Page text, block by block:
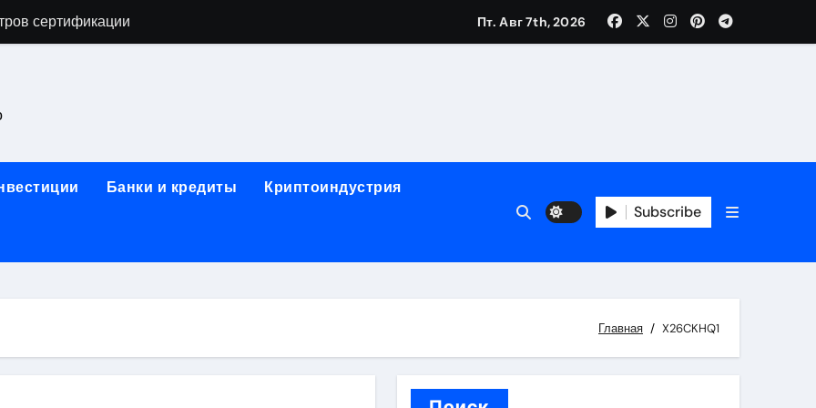
сертификации
и электрооборудование для ногтевого сервиса, наращивания ресниц и депиляции
базальтового теплоизоляционного шнура разных диаметров
для освоения актуальных профессий онлайн
данных назначение и виды
Пт. Авг 7th, 2026
Банки и кредиты Криптоиндустрия
Subscribe
Главная X26CKHQ1